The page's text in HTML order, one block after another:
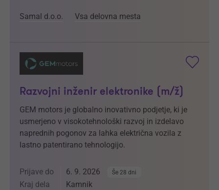
Samal d.o.o. Vsa delovna mesta
Razvojni inženir elektronike (m/ž)
GEM motors je globalno inovativno podjetje, ki je
usmerjeno v visokotehnološki razvoj in izdelavo
naprednih pogonov za lahka električna vozila z
lastno patentirano tehnologijo.
Prijave do 6. 9. 2026 Še 28 dni
Kraj dela Kamnik